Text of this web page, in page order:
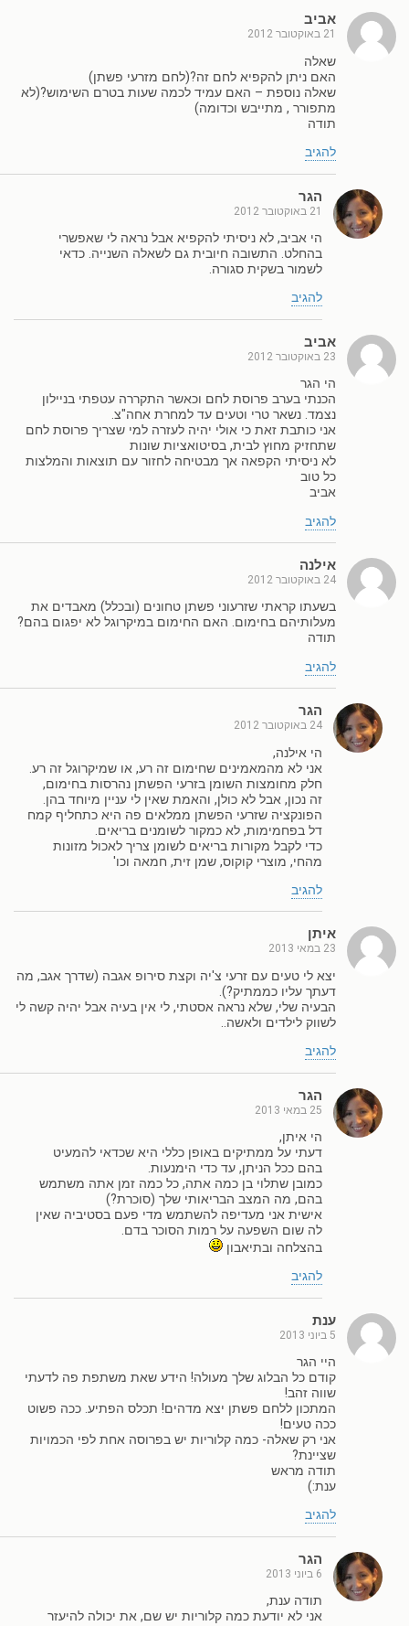
אביב
21 באוקטובר 2012
שאלה
האם ניתן להקפיא לחם זה?(לחם מזרעי פשתן)
שאלה נוספת – האם עמיד לכמה שעות בטרם השימוש?(לא
מתפורר , מתייבש וכדומה)
תודה
להגיב
הגר
21 באוקטובר 2012
הי אביב, לא ניסיתי להקפיא אבל נראה לי שאפשרי
בהחלט. התשובה חיובית גם לשאלה השנייה. כדאי
לשמור בשקית סגורה.
להגיב
אביב
23 באוקטובר 2012
הי הגר
הכנתי בערב פרוסת לחם וכאשר התקררה עטפתי בניילון
נצמד. נשאר טרי וטעים עד למחרת אחה"צ.
אני כותבת זאת כי אולי יהיה לעזרה למי שצריך פרוסת לחם
שתחזיק מחוץ לבית, בסיטואציות שונות
לא ניסיתי הקפאה אך מבטיחה לחזור עם תוצאות והמלצות
כל טוב
אביב
להגיב
אילנה
24 באוקטובר 2012
בשעתו קראתי שזרעוני פשתן טחונים (ובכלל) מאבדים את
מעלותיהם בחימום. האם החימום במיקרוגל לא יפגום בהם?
תודה
להגיב
הגר
24 באוקטובר 2012
הי אילנה,
אני לא מהמאמינים שחימום זה רע, או שמיקרוגל זה רע.
חלק מחומצות השומן בזרעי הפשתן נהרסות בחימום,
זה נכון, אבל לא כולן, והאמת שאין לי עניין מיוחד בהן.
הפונקציה שזרעי הפשתן ממלאים פה היא כתחליף קמח
דל בפחמימות, לא כמקור לשומנים בריאים.
כדי לקבל מקורות בריאים לשומן צריך לאכול מזונות
מהחי, מוצרי קוקוס, שמן זית, חמאה וכו'
להגיב
איתן
23 במאי 2013
יצא לי טעים עם זרעי צ'יה וקצת סירופ אגבה (שדרך אגב, מה
דעתך עליו כממתיק?).
הבעיה שלי, שלא נראה אסטתי, לי אין בעיה אבל יהיה קשה לי
לשווק לילדים ולאשה..
להגיב
הגר
25 במאי 2013
הי איתן,
דעתי על ממתיקים באופן כללי היא שכדאי להמעיט
בהם ככל הניתן, עד כדי הימנעות.
כמובן שתלוי בן כמה אתה, כל כמה זמן אתה משתמש
בהם, מה המצב הבריאותי שלך (סוכרת?)
אישית אני מעדיפה להשתמש מדי פעם בסטיביה שאין
לה שום השפעה על רמות הסוכר בדם.
בהצלחה ובתיאבון
להגיב
ענת
5 ביוני 2013
היי הגר
קודם כל הבלוג שלך מעולה! הידע שאת משתפת פה לדעתי
שווה זהב!
המתכון ללחם פשתן יצא מדהים! תכלס הפתיע. ככה פשוט
ככה טעים!
אני רק שאלה- כמה קלוריות יש בפרוסה אחת לפי הכמויות
שציינת?
תודה מראש
ענת:)
להגיב
הגר
6 ביוני 2013
תודה ענת,
אני לא יודעת כמה קלוריות יש שם, את יכולה להיעזר